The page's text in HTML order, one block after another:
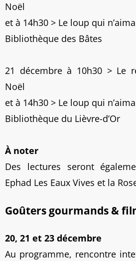
Noël
et à 14h30 > Le loup qui
Bibliothèque des Bâtes
21 décembre à 10h30 > Le
Noël
et à 14h30 > Le loup qui
Bibliothèque du Lièvre-d’Or
À noter
Des lectures seront
Ephad Les Eaux Vives et la
Goûters gourmands &
20, 21 et 23 décembre
Au programme, rencontre